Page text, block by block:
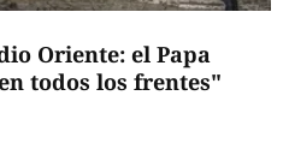
Oriente: el Papa
todos los frentes"